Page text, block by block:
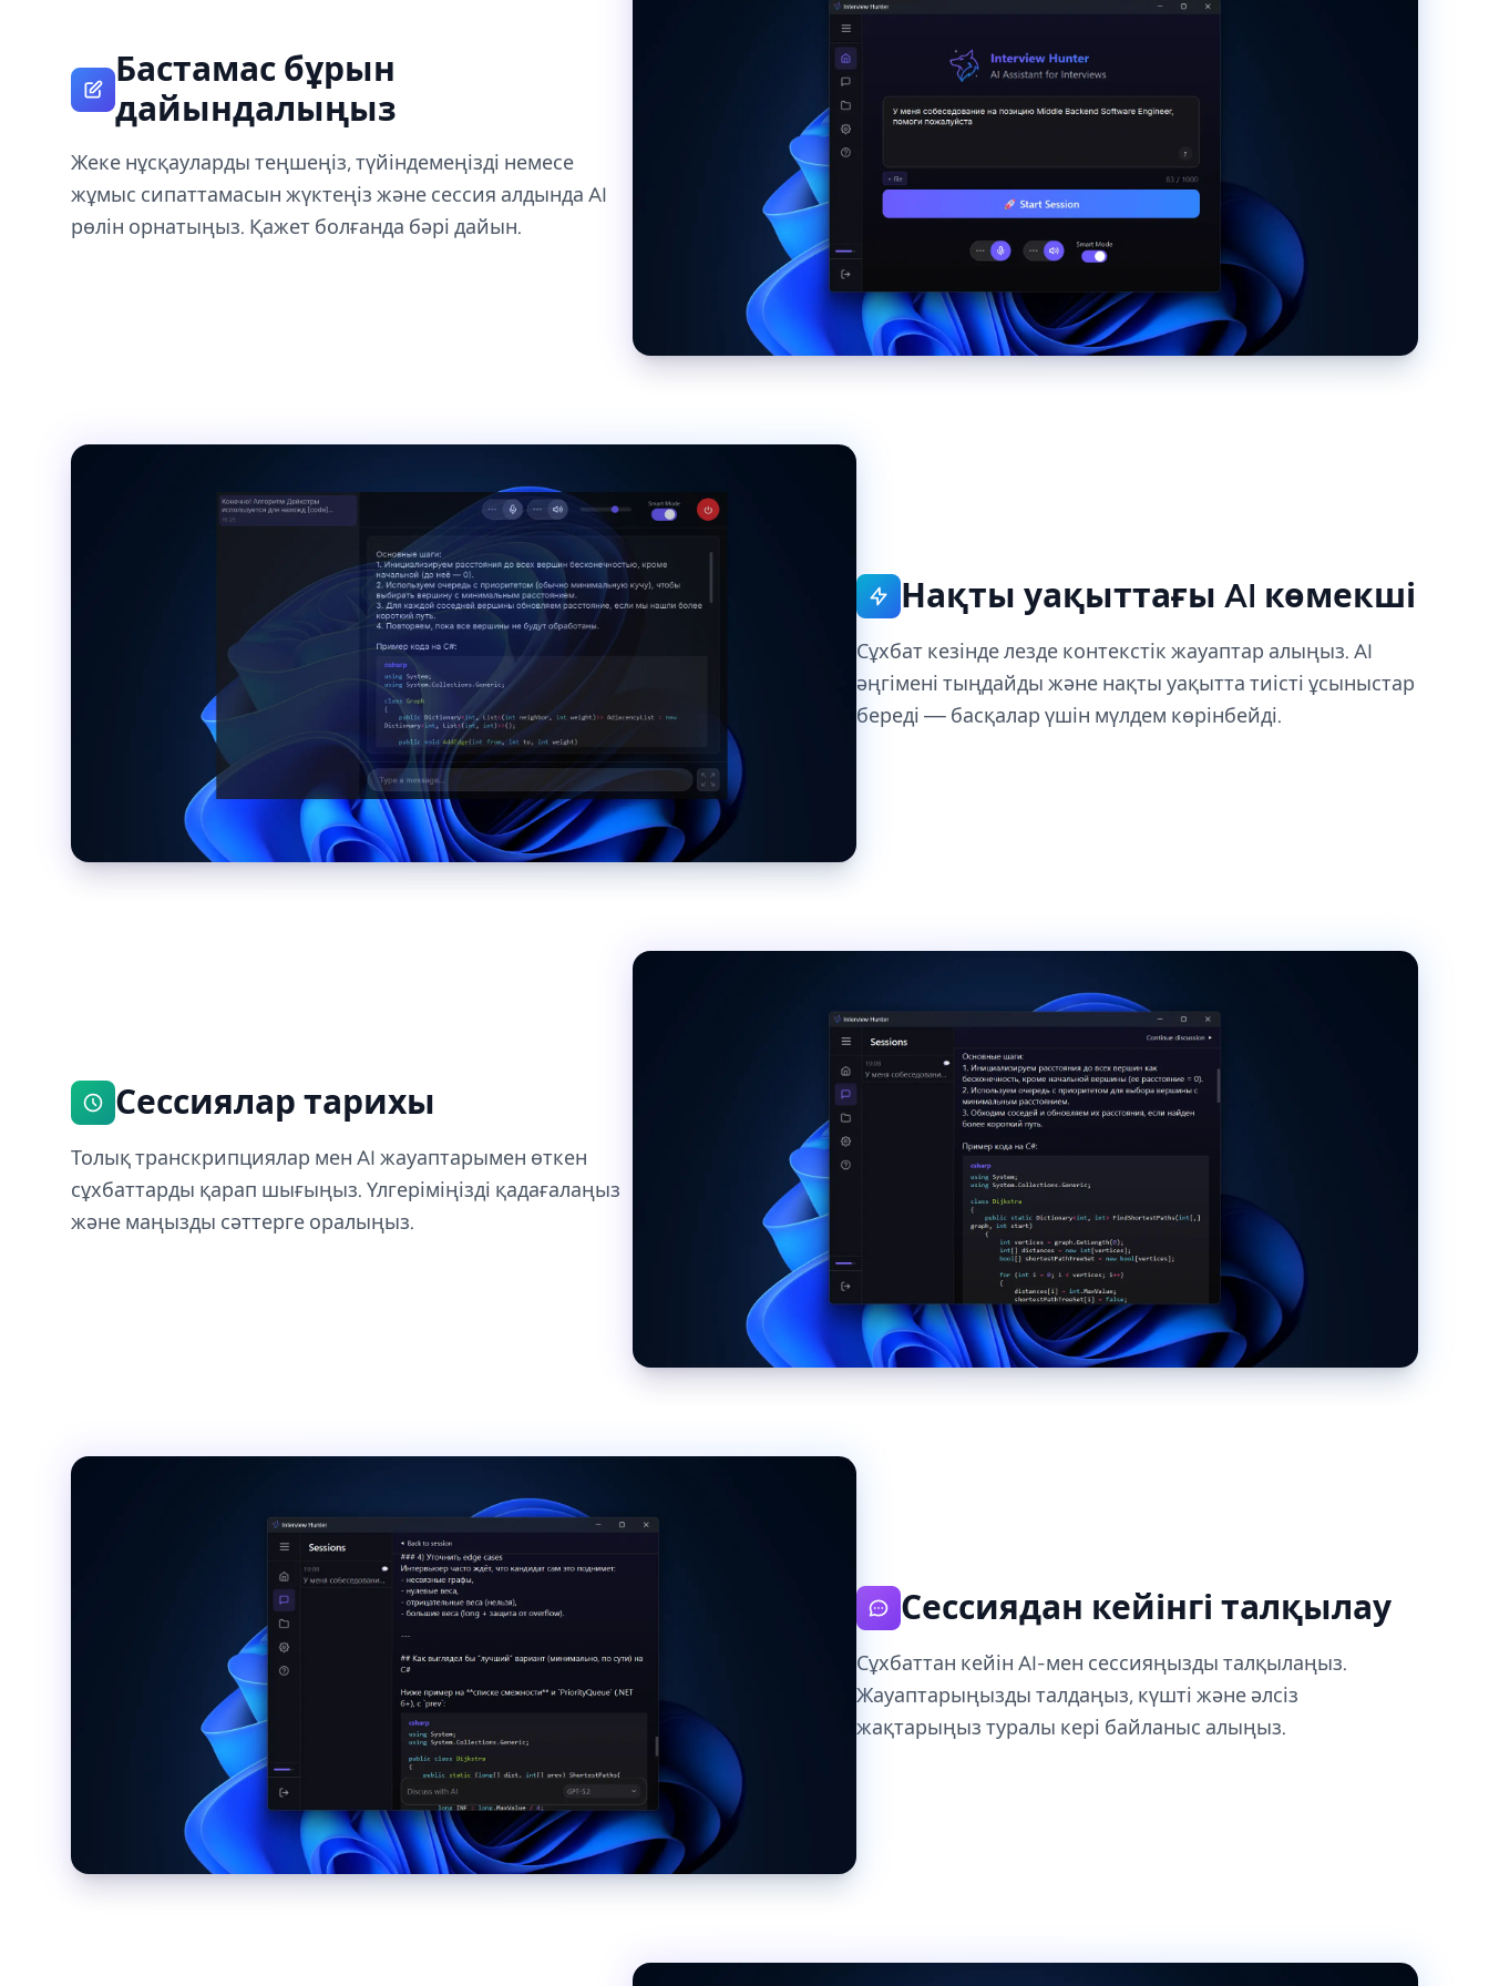
Бастамас бұрын
дайындалыңыз
Жеке нұсқауларды теңшеңіз, түйіндемеңізді немесе
жұмыс сипаттамасын жүктеңіз және сессия алдында AI
рөлін орнатыңыз. Қажет болғанда бәрі дайын.
Нақты уақыттағы AI көмекші
Сұхбат кезінде лезде контекстік жауаптар алыңыз. AI
әңгімені тыңдайды және нақты уақытта тиісті ұсыныстар
береді — басқалар үшін мүлдем көрінбейді.
Сессиялар тарихы
Толық транскрипциялар мен AI жауаптарымен өткен
сұхбаттарды қарап шығыңыз. Үлгеріміңізді қадағалаңыз
және маңызды сәттерге оралыңыз.
Сессиядан кейінгі талқылау
Сұхбаттан кейін AI-мен сессияңызды талқылаңыз.
Жауаптарыңызды талдаңыз, күшті және әлсіз
жақтарыңыз туралы кері байланыс алыңыз.